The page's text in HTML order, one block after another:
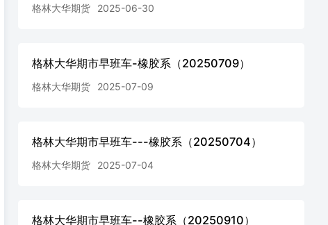
格林大华期货 2025-06-30
格林大华期市早班车-橡胶系（20250709）
格林大华期货 2025-07-09
格林大华期市早班车---橡胶系（20250704）
格林大华期货 2025-07-04
格林大华期市早班车--橡胶系（20250910）